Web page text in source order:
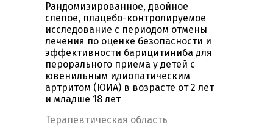
Рандомизированное, двойное
слепое, плацебо-контролируемое
исследование с периодом отмены
лечения по оценке безопасности и
эффективности барицитиниба для
перорального приема у детей с
ювенильным идиопатическим
артритом (ЮИА) в возрасте от 2 лет
и младше 18 лет
Терапевтическая область